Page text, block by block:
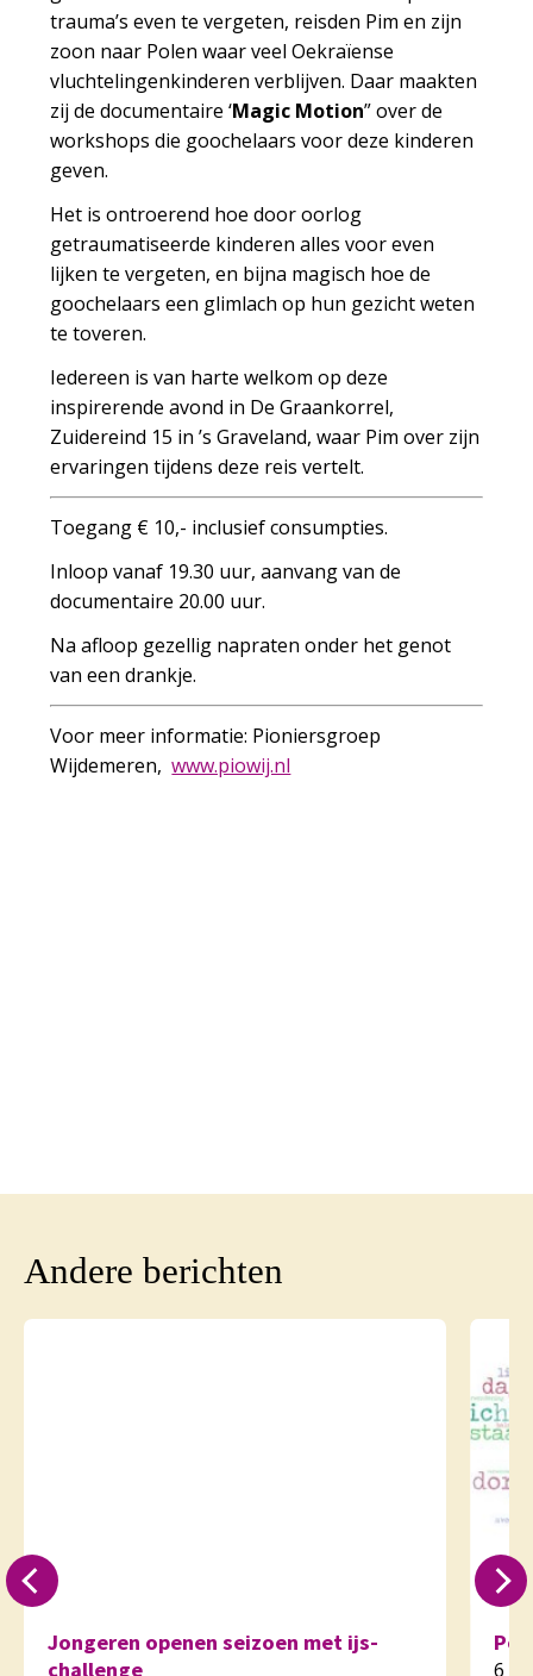
trauma’s even te vergeten, reisden Pim en zijn
zoon naar Polen waar veel Oekraïense
vluchtelingenkinderen verblijven. Daar maakten
zij de documentaire ‘Magic Motion” over de
workshops die goochelaars voor deze kinderen
geven.
Het is ontroerend hoe door oorlog
getraumatiseerde kinderen alles voor even
lijken te vergeten, en bijna magisch hoe de
goochelaars een glimlach op hun gezicht weten
te toveren.
Iedereen is van harte welkom op deze
inspirerende avond in De Graankorrel,
Zuidereind 15 in ’s Graveland, waar Pim over zijn
ervaringen tijdens deze reis vertelt.
Toegang € 10,- inclusief consumpties.
Inloop vanaf 19.30 uur, aanvang van de
documentaire 20.00 uur.
Na afloop gezellig napraten onder het genot
van een drankje.
Voor meer informatie: Pioniersgroep
Wijdemeren,www.piowij.nl
Andere berichten
Jongeren openen seizoen met ijs-
challenge
6